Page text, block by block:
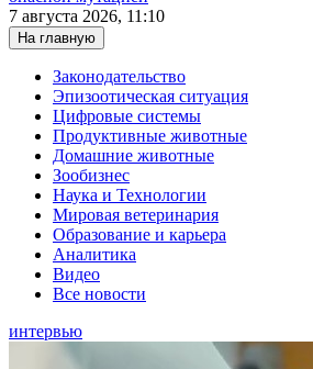
7 августа 2026, 11:10
На главную
Законодательство
Эпизоотическая ситуация
Цифровые системы
Продуктивные животные
Домашние животные
Зообизнес
Наука и Технологии
Мировая ветеринария
Образование и карьера
Аналитика
Видео
Все новости
интервью